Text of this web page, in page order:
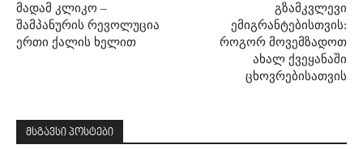
მადამ კლიკო –
შამპანურის რევოლუცია
ერთი ქალის ხელით
გზამკვლევი
ემიგრანტებისთვის:
როგორ მოვემზადოთ
ახალ ქვეყანაში
ცხოვრებისათვის
მსგავსი პოსტები